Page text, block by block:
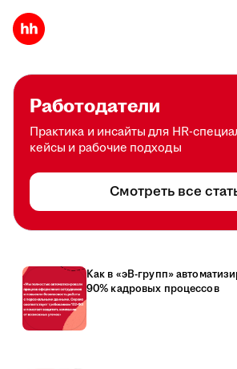
Работодатели
Практика и инсайты для HR-
кейсы и рабочие подходы
Смотреть все
Как в «эВ-групп»
90% кадровых процессов